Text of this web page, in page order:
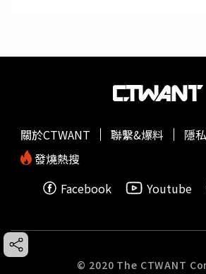
關於CTWANT 聯繫&爆料
隱
發燒熱搜
Facebook
Youtube
© 2020 The CTWANT